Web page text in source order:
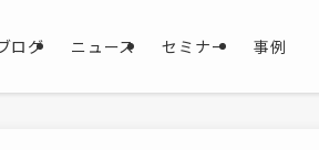
ログ ニュース セミナー 事例